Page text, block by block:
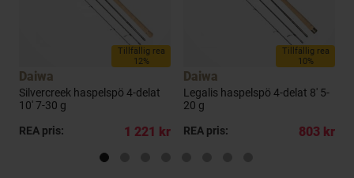
Tillfällig rea
12%
Daiwa
Silvercreek haspelspö 4-delat
10' 7-30 g
REA pris:
1 221 kr
Tillfällig rea
10%
Daiwa
Legalis haspelspö 4-delat 8' 5-
20 g
REA pris:
803 kr